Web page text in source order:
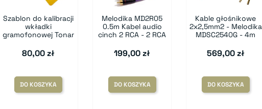
Szablon do kalibracji
wkładki
gramofonowej Tonar
80,00 zł
DO KOSZYKA
Melodika MD2R05
0.5m Kabel audio
cinch 2 RCA - 2 RCA
199,00 zł
DO KOSZYKA
Kable głośnikowe
2x2,5mm2 - Melodika
MDSC2540G - 4m
569,00 zł
DO KOSZYKA